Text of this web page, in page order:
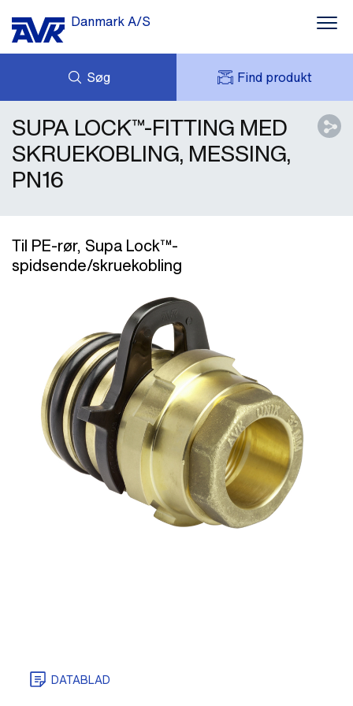
Danmark A/S
Søg Find produkt
NYHEDER
DOWNLOADS
CASES
OM OS
KONTAKT OS
FORESPØRG
MIT AVK
AVK HOLDING (GROUP)
SUPA LOCK™-FITTING MED
SKRUEKOBLING, MESSING,
PN16
Til PE-rør, Supa Lock™-
spidsende/skruekobling
DATABLAD